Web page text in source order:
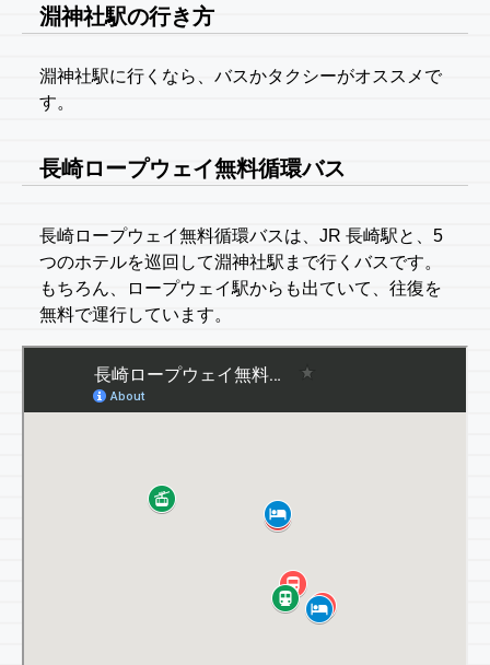
淵神社駅の行き方
淵神社駅に行くなら、バスかタクシーがオススメで
す。
長崎ロープウェイ無料循環バス
長崎ロープウェイ無料循環バスは、JR 長崎駅と、5
つのホテルを巡回して淵神社駅まで行くバスです。
もちろん、ロープウェイ駅からも出ていて、往復を
無料で運行しています。